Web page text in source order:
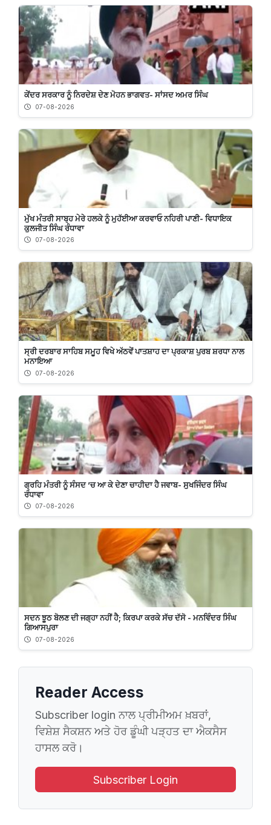
ਕੇਂਦਰ ਸਰਕਾਰ ਨੂੰ ਨਿਰਦੇਸ਼ ਦੇਣ ਮੋਹਨ ਭਾਗਵਤ- ਸਾਂਸਦ ਅਮਰ ਸਿੰਘ
07-08-2026
ਮੁੱਖ ਮੰਤਰੀ ਸਾਬ੍ਹ ਮੇਰੇ ਹਲਕੇ ਨੂੰ ਮੁਹੱਈਆ ਕਰਵਾਓ ਨਹਿਰੀ ਪਾਣੀ- ਵਿਧਾਇਕ
ਕੁਲਜੀਤ ਸਿੰਘ ਰੰਧਾਵਾ
07-08-2026
ਸ੍ਰੀ ਦਰਬਾਰ ਸਾਹਿਬ ਸਮੂਹ ਵਿਖੇ ਅੱਠਵੇਂ ਪਾਤਸ਼ਾਹ ਦਾ ਪ੍ਰਕਾਸ਼ ਪੁਰਬ ਸ਼ਰਧਾ ਨਾਲ
ਮਨਾਇਆ
07-08-2026
ਗ੍ਰਹਿ ਮੰਤਰੀ ਨੂੰ ਸੰਸਦ ’ਚ ਆ ਕੇ ਦੇਣਾ ਚਾਹੀਦਾ ਹੈ ਜਵਾਬ- ਸੁਖਜਿੰਦਰ ਸਿੰਘ
ਰੰਧਾਵਾ
07-08-2026
ਸਦਨ ਝੂਠ ਬੋਲਣ ਦੀ ਜਗ੍ਹਾ ਨਹੀਂ ਹੈ; ਕਿਰਪਾ ਕਰਕੇ ਸੱਚ ਦੱਸੋ - ਮਨਵਿੰਦਰ ਸਿੰਘ
ਗਿਆਸਪੁਰਾ
07-08-2026
Reader Access
Subscriber login ਨਾਲ ਪ੍ਰੀਮੀਅਮ ਖ਼ਬਰਾਂ,
ਵਿਸ਼ੇਸ਼ ਸੈਕਸ਼ਨ ਅਤੇ ਹੋਰ ਡੂੰਘੀ ਪੜ੍ਹਤ ਦਾ ਐਕਸੈਸ
ਹਾਸਲ ਕਰੋ।
Subscriber Login